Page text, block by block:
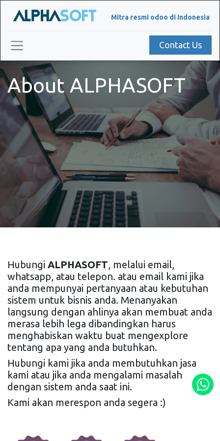
Mitra resmi odoo di Indonesia
Contact Us
About ALPHASOFT
Hubungi ALPHASOFT, melalui email,
whatsapp, atau telepon. atau email kami jika
anda mempunyai pertanyaan atau kebutuhan
sistem untuk bisnis anda. Menanyakan
langsung dengan ahlinya akan membuat anda
merasa lebih lega dibandingkan harus
menghabiskan waktu buat mengexplore
tentang apa yang anda butuhkan.
Hubungi kami jika anda membutuhkan jasa
kami atau jika anda mengalami masalah
dengan sistem anda saat ini.
Kami akan merespon anda segera :)